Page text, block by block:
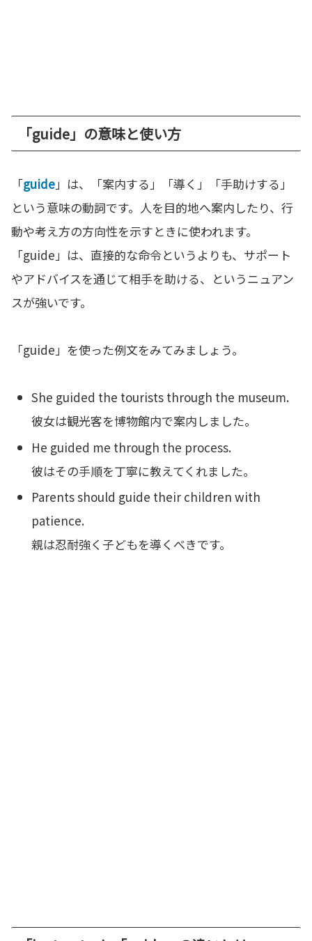
「guide」の意味と使い方
「guide」は、「案内する」「導く」「手助けする」
という意味の動詞です。人を目的地へ案内したり、行
動や考え方の方向性を示すときに使われます。
「guide」は、直接的な命令というよりも、サポート
やアドバイスを通じて相手を助ける、というニュアン
スが強いです。
「guide」を使った例文をみてみましょう。
She guided the tourists through the museum.
彼女は観光客を博物館内で案内しました。
He guided me through the process.
彼はその手順を丁寧に教えてくれました。
Parents should guide their children with
patience.
親は忍耐強く子どもを導くべきです。